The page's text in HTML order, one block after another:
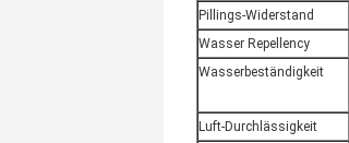
Pillings-Widerstand
Wasser Repellency
Wasserbeständigkeit
Luft-Durchlässigkeit